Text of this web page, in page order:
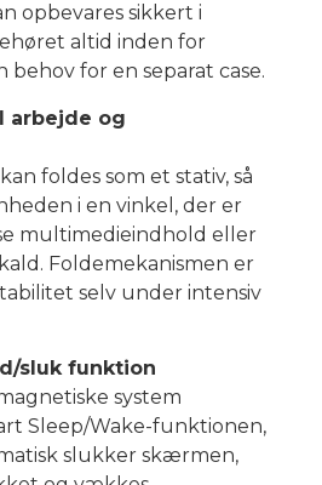
opbevares sikkert i
altid inden for
for en separat case.
arbejde og
foldes som et stativ, så
i en vinkel, der er
multimedieindhold eller
Foldemekanismen er
selv under intensiv
sluk funktion
system
Sleep/Wake-funktionen,
slukker skærmen,